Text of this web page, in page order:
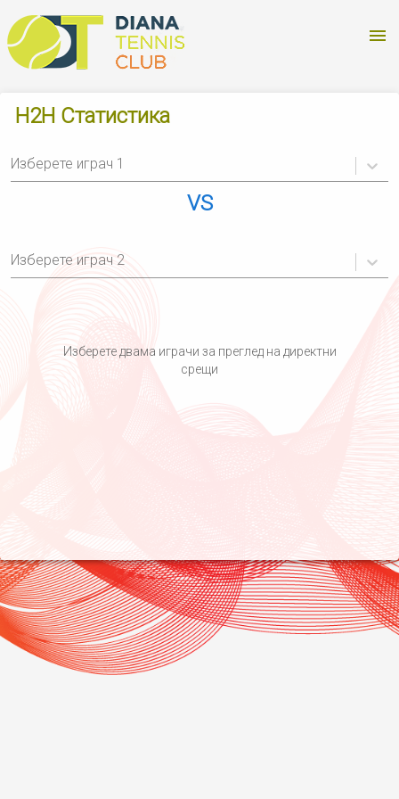
H2H Статистика
Изберете играч 1
VS
Изберете играч 2
Изберете двама играчи за преглед на директни
срещи